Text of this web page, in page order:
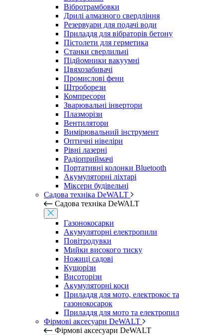
Вібротрамбовки
Дрилі алмазного свердління
Резервуари для подачі води
Приладдя для вібраторів бетону
Пістолети для герметика
Станки сверлильні
Підйомники вакуумні
Цвяхозабивачі
Промислові фени
Штроборези
Компресори
Зварювальні інвертори
Плазморізи
Вентилятори
Вимірювальний інструмент
Оптичні нівеліри
Рівні лазерні
Радіоприймачі
Портативні колонки Bluetooth
Акумуляторні ліхтарі
Міксери будівельні
Садова техніка DeWALT
Садова техніка DeWALT
Газонокосарки
Акумуляторні електропили
Повітродувки
Мийки високого тиску
Ножиці садові
Кущорізи
Висоторізи
Акумуляторні коси
Приладдя для мото, електрокос та
газонокосарок
Приладдя для мото та електропил
Фірмові аксесуари DeWALT
Фірмові аксесуари DeWALT